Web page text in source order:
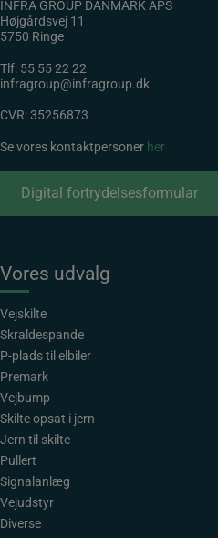
INFRA GROUP DANMARK APS
Højgårdsvej 11
5750 Ringe
Tlf: 55 55 22 22
infragroup@infragroup.dk
CVR: 35256873
Se vores kontaktpersoner her
Digital fortrydelsesformular
Vores udvalg
Vejskilte
Skraldespande
P-plads til elbiler
Premark
Vejbump
Skilte opsat i jern
Jern til skilte
Pullert
Signalanlæg
Vejudstyr
Diverse